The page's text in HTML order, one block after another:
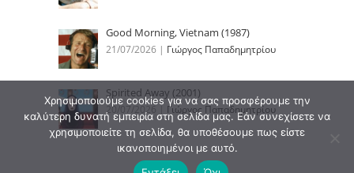
Good Morning, Vietnam (1987)
21/07/2026 | Γιώργος Παπαδημητρίου
Spirited Away (2001)
20/07/2026 | Γιώργος Παπαδημητρίου
Χρησιμοποιούμε cookies για να σας προσφέρουμε την
καλύτερη δυνατή εμπειρία στη σελίδα μας. Εάν συνεχίσετε να
χρησιμοποιείτε τη σελίδα, θα υποθέσουμε πως είστε
ικανοποιημένοι με αυτό.